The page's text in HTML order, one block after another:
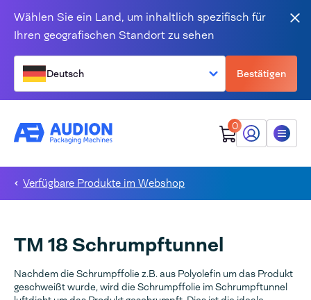
Wählen Sie ein Land, um inhaltlich spezifisch für
Ihren geografischen Standort zu sehen
Deutsch Bestätigen
0
Mein Audion
Menü
Verfügbare Produkte im Webshop
TM 18 Schrumpftunnel
Nachdem die Schrumpffolie z.B. aus Polyolefin um das Produkt
geschweißt wurde, wird die Schrumpffolie im Schrumpftunnel